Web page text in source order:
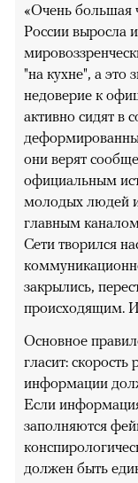
«Очень большая
России выросла
"на кухне", а это
недоверие к
активно сидят в
они верят
официальным
молодых людей
главным
Сети творился
закрылись,
происходящим. И
Основное
гласит:
информации
Если
заполняются
должен быть